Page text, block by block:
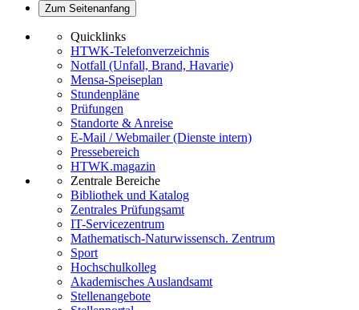
Zum Seitenanfang
Quicklinks
HTWK-Telefonverzeichnis
Notfall (Unfall, Brand, Havarie)
Mensa-Speiseplan
Stundenpläne
Prüfungen
Standorte & Anreise
E-Mail / Webmailer (Dienste intern)
Pressebereich
HTWK.magazin
Zentrale Bereiche
Bibliothek und Katalog
Zentrales Prüfungsamt
IT-Servicezentrum
Mathematisch-Naturwissensch. Zentrum
Sport
Hochschulkolleg
Akademisches Auslandsamt
Stellenangebote